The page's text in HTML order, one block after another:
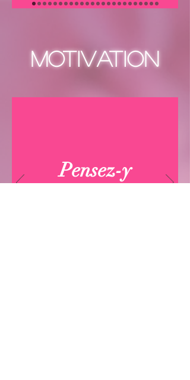
Motivation
Pensez-y